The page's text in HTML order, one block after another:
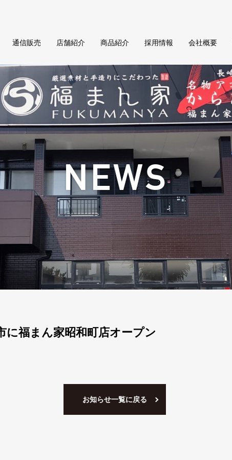
通信販売 店舗紹介 商品紹介 採用情報 会社概要
NEWS
に福まん家昭和町店オープン
お知らせ一覧に戻る